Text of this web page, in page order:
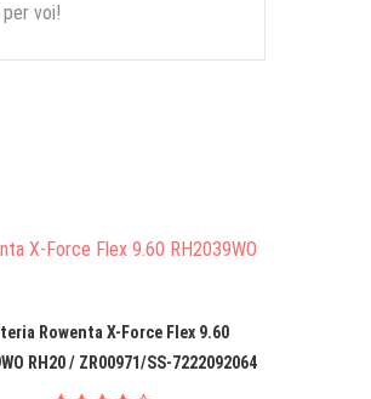
voi!
Rowenta X-Force Flex 9.60
RH20 / ZR00971/SS-7222092064